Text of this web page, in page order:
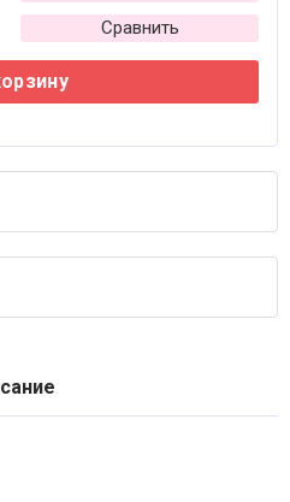
Сравнить